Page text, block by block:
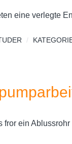
eine verlegte
fror ein